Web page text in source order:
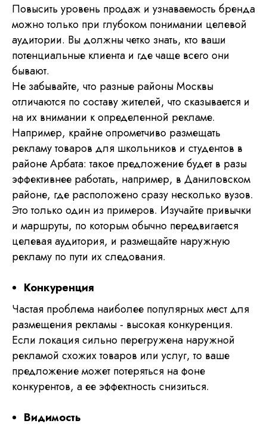
Повысить уровень продаж и узнаваемость бренда
можно только при глубоком понимании целевой
аудитории. Вы должны четко знать, кто ваши
потенциальные клиента и где чаще всего они
бывают.
Не забывайте, что разные районы Москвы
отличаются по составу жителей, что сказывается и
на их внимании к определенной рекламе.
Например, крайне опрометчиво размещать
рекламу товаров для школьников и студентов в
районе Арбата: такое предложение будет в разы
эффективнее работать, например, в Даниловском
районе, где расположено сразу несколько вузов.
Это только один из примеров. Изучайте привычки
и маршруты, по которым обычно передвигается
целевая аудитория, и размещайте наружную
рекламу по пути их следования.
Конкуренция
Частая проблема наиболее популярных мест для
размещения рекламы - высокая конкуренция.
Если локация сильно перегружена наружной
рекламой схожих товаров или услуг, то ваше
предложение может потеряться на фоне
конкурентов, а ее эффектность снизиться.
Видимость